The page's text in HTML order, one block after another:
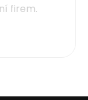
firem.